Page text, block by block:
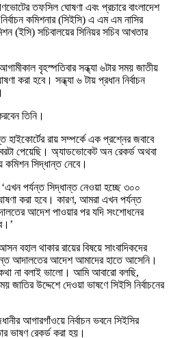
তফসিল ঘোষণা এবং প্রচারে বাংলাদেশ
কমিশনার (সিইসি) এ এম এম নাসির
(ইসি) সচিবালয়ের সিনিয়র সচিব আখতার
বৃহস্পতিবার সন্ধ্যা ৬টার সময় জাতীয়
করা হবে। সন্ধ্যা ৬ টায় প্রধান নির্বাচন
তিনি।
হাইকোর্টের রায় সম্পর্কে এক প্রশ্নের জবাবে
পেয়েছি। অ্যাডভোকেট অন রেকর্ড অথবা
সিদ্ধান্ত নেবে।
পর্যন্ত সিদ্ধান্ত নেওয়া হচ্ছে ৩০০
করা হবে। কারণ, আমরা এখন পর্যন্ত
আদেশ পাওয়ার পর যদি সংশোধনের
বহাল থাকার রায়ের বিষয়ে সাংবাদিকদের
আদালতের আদেশ আমাদের হাতে আসেনি।
না বলাই ভালো। আমি আবারো বলছি,
জাতির উদ্দেশে দেওয়া ভাষণে সিইসি নির্বাচনের
আগারগাঁওয়ে নির্বাচন ভবনে সিইসির
ভাষণ রেকর্ড করা হয়।